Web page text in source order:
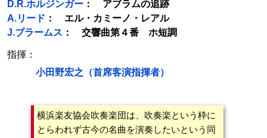
D.R.ホルジンガー ： アブラムの追跡
A.リード ： エル・カミーノ・レアル
J.ブラームス ： 交響曲第４番 ホ短調
指揮：
小田野宏之（首席客演指揮者）
横浜楽友協会吹奏楽団は、吹奏楽という枠に
とらわれず古今の名曲を演奏したいという同